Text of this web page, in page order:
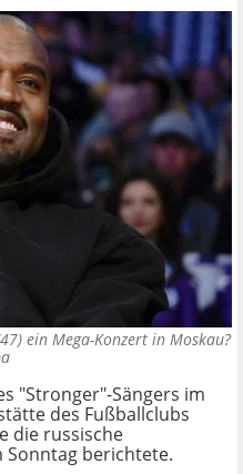
ein Mega-Konzert in Moskau?
"Stronger"-Sängers im
des Fußballclubs
die russische
Sonntag berichtete.